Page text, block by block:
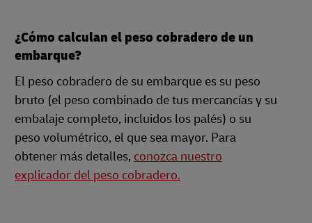
¿Cómo calculan el peso cobradero de un
embarque?
El peso cobradero de su embarque es su peso
bruto (el peso combinado de tus mercancías y su
embalaje completo, incluidos los palés) o su
peso volumétrico, el que sea mayor. Para
obtener más detalles, conozca nuestro
explicador del peso cobradero.